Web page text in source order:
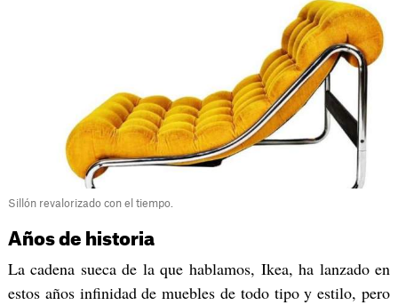
Sillón revalorizado con el tiempo.
Años de historia
La cadena sueca de la que hablamos, Ikea, ha lanzado en
estos años infinidad de muebles de todo tipo y estilo, pero